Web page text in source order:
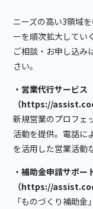
ニーズの高い3領域
ーを順次拡大してい
ご相談・お申し込み
さい。
・営業代行サービス
（https://
新規営業のプロフェ
活動を提供。電話に
を活用した営業活動
・補助金申請サポー
（https://
「ものづくり補助金